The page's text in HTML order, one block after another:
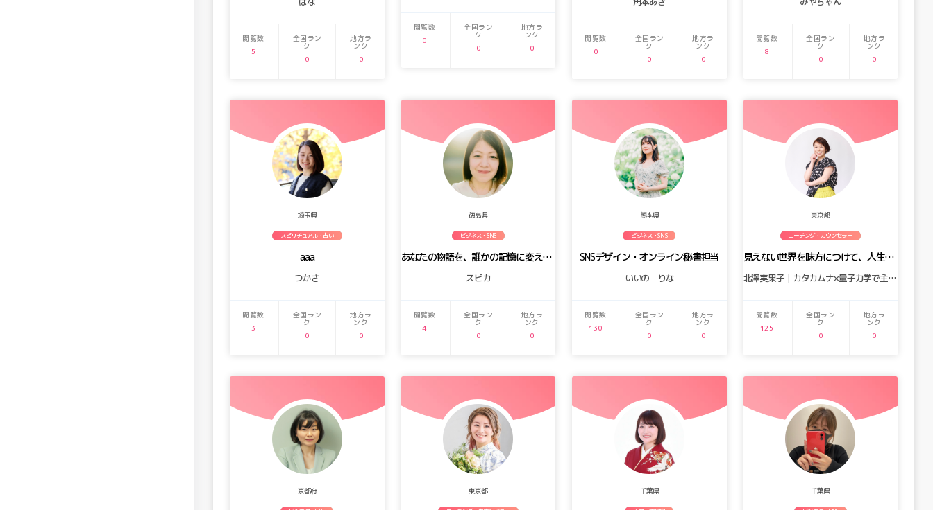
閲覧数
5
全国ラン
ク
0
地方ラ
ンク
0
閲覧数
0
全国ラン
ク
0
地方ラ
ンク
0
閲覧数
0
全国ラン
ク
0
地方ラ
ンク
0
閲覧数
8
全国ラン
ク
0
地方ラ
ンク
0
埼玉県
スピリチュアル・占い
aaa
つかさ
閲覧数
3
全国ラン
ク
0
地方ラ
ンク
0
徳島県
ビジネス・SNS
あなたの物語を、誰かの記憶に変える。
スピカ
閲覧数
4
全国ラン
ク
0
地方ラ
ンク
0
熊本県
ビジネス・SNS
SNSデザイン・オンライン秘書担当
いいの りな
閲覧数
130
全国ラン
ク
0
地方ラ
ンク
0
東京都
コーチング・カウンセラー
見えない世界を味方につけて、人生を創る
北澤実果子｜カタカムナ×量子力学で主体的な人生を再構築するマインドコーチ
閲覧数
125
全国ラン
ク
0
地方ラ
ンク
0
京都府 東京都 千葉県 千葉県